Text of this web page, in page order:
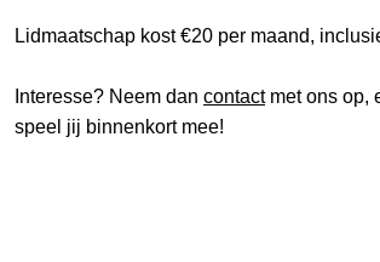
Lidmaatschap kost €20 per maand,
Interesse? Neem dan contactmet ons op,
speel jij binnenkort mee!